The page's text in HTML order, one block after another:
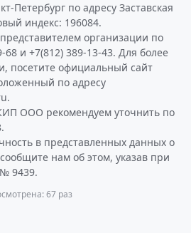
Петербург по адресу Заставская
индекс: 196084.
организации по
68 и +7(812) 389-13-43. Для более
посетите официальный сайт
по адресу
ООО рекомендуем уточнить по
в представленных данных о
нам об этом, указав при
9439.
67 раз